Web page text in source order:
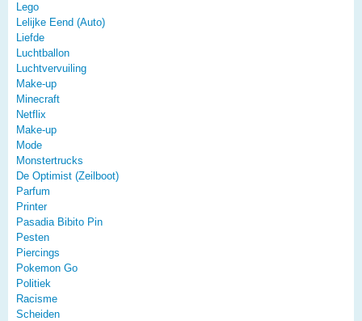
Lego
Lelijke Eend (Auto)
Liefde
Luchtballon
Luchtvervuiling
Make-up
Minecraft
Netflix
Make-up
Mode
Monstertrucks
De Optimist (Zeilboot)
Parfum
Printer
Pasadia Bibito Pin
Pesten
Piercings
Pokemon Go
Politiek
Racisme
Scheiden